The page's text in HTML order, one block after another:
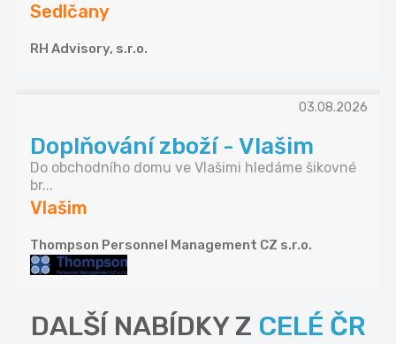
Sedlčany
RH Advisory, s.r.o.
03.08.2026
Doplňování zboží - Vlašim
Do obchodního domu ve Vlašimi hledáme šikovné
br...
Vlašim
Thompson Personnel Management CZ s.r.o.
DALŠÍ NABÍDKY Z CELÉ ČR